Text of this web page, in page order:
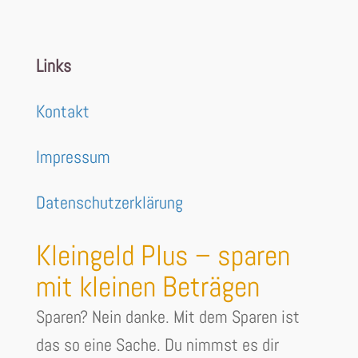
Links
Kontakt
Impressum
Datenschutzerklärung
Kleingeld Plus – sparen
mit kleinen Beträgen
Sparen? Nein danke. Mit dem Sparen ist
das so eine Sache. Du nimmst es dir